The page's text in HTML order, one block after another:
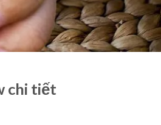
chi tiết